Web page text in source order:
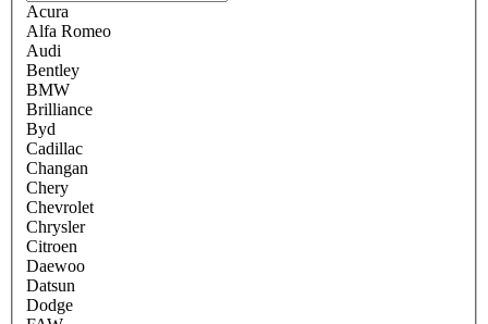
Acura
Alfa Romeo
Audi
Bentley
BMW
Brilliance
Byd
Cadillac
Changan
Chery
Chevrolet
Chrysler
Citroen
Daewoo
Datsun
Dodge